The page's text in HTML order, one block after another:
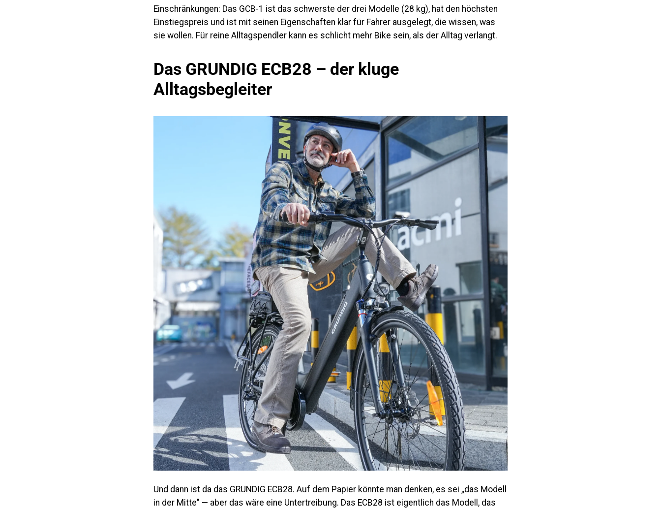
Einschränkungen: Das GCB-1 ist das schwerste der drei Modelle (28 kg), hat den höchsten
Einstiegspreis und ist mit seinen Eigenschaften klar für Fahrer ausgelegt, die wissen, was
sie wollen. Für reine Alltagspendler kann es schlicht mehr Bike sein, als der Alltag verlangt.
Das GRUNDIG ECB28 – der kluge
Alltagsbegleiter
Und dann ist da das GRUNDIG ECB28. Auf dem Papier könnte man denken, es sei „das Modell
in der Mitte" — aber das wäre eine Untertreibung. Das ECB28 ist eigentlich das Modell, das